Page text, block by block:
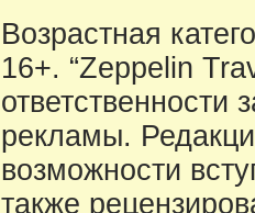
Возрастная
16+. “Zeppelin
ответственности
рекламы.
возможности
также